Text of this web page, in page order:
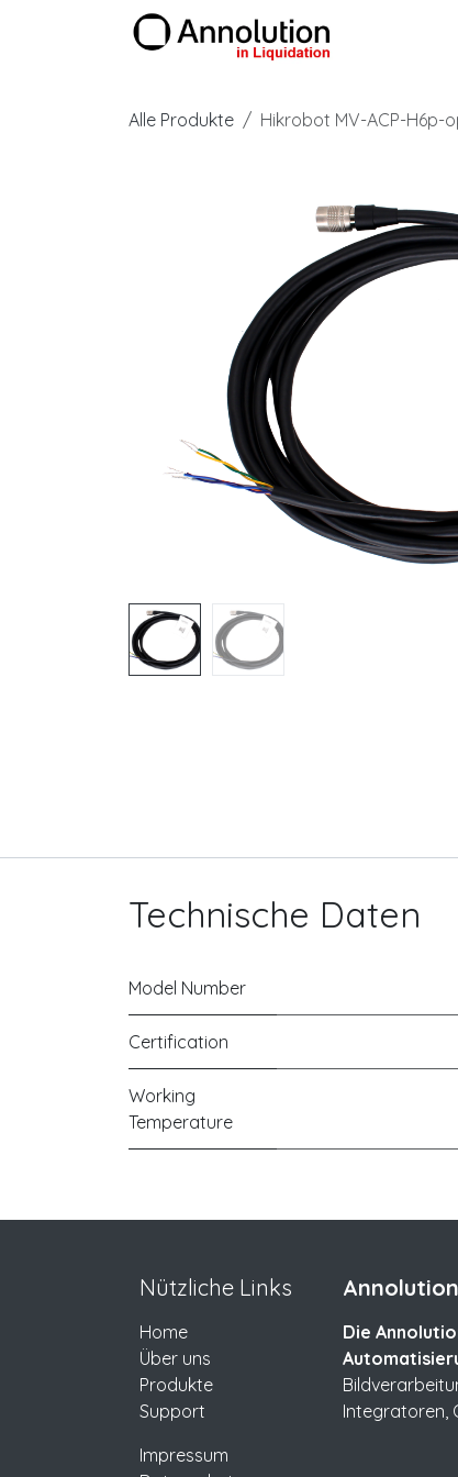
Zum Inhalt springen
Alle Produkte Hikrobot MV-ACP-H6p-
Technische Daten
Model Number
Certification
Working
Temperature
Nützliche Links
Home
Über uns
Produkte
Support
Impressum
Die
Integratoren,